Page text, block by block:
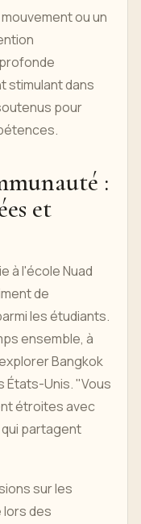
ou un
stimulant dans
pour
:
et
à l'école Nuad
de
les étudiants.
ensemble, à
Bangkok
États-Unis. "Vous
étroites avec
partagent
sur les
lors des